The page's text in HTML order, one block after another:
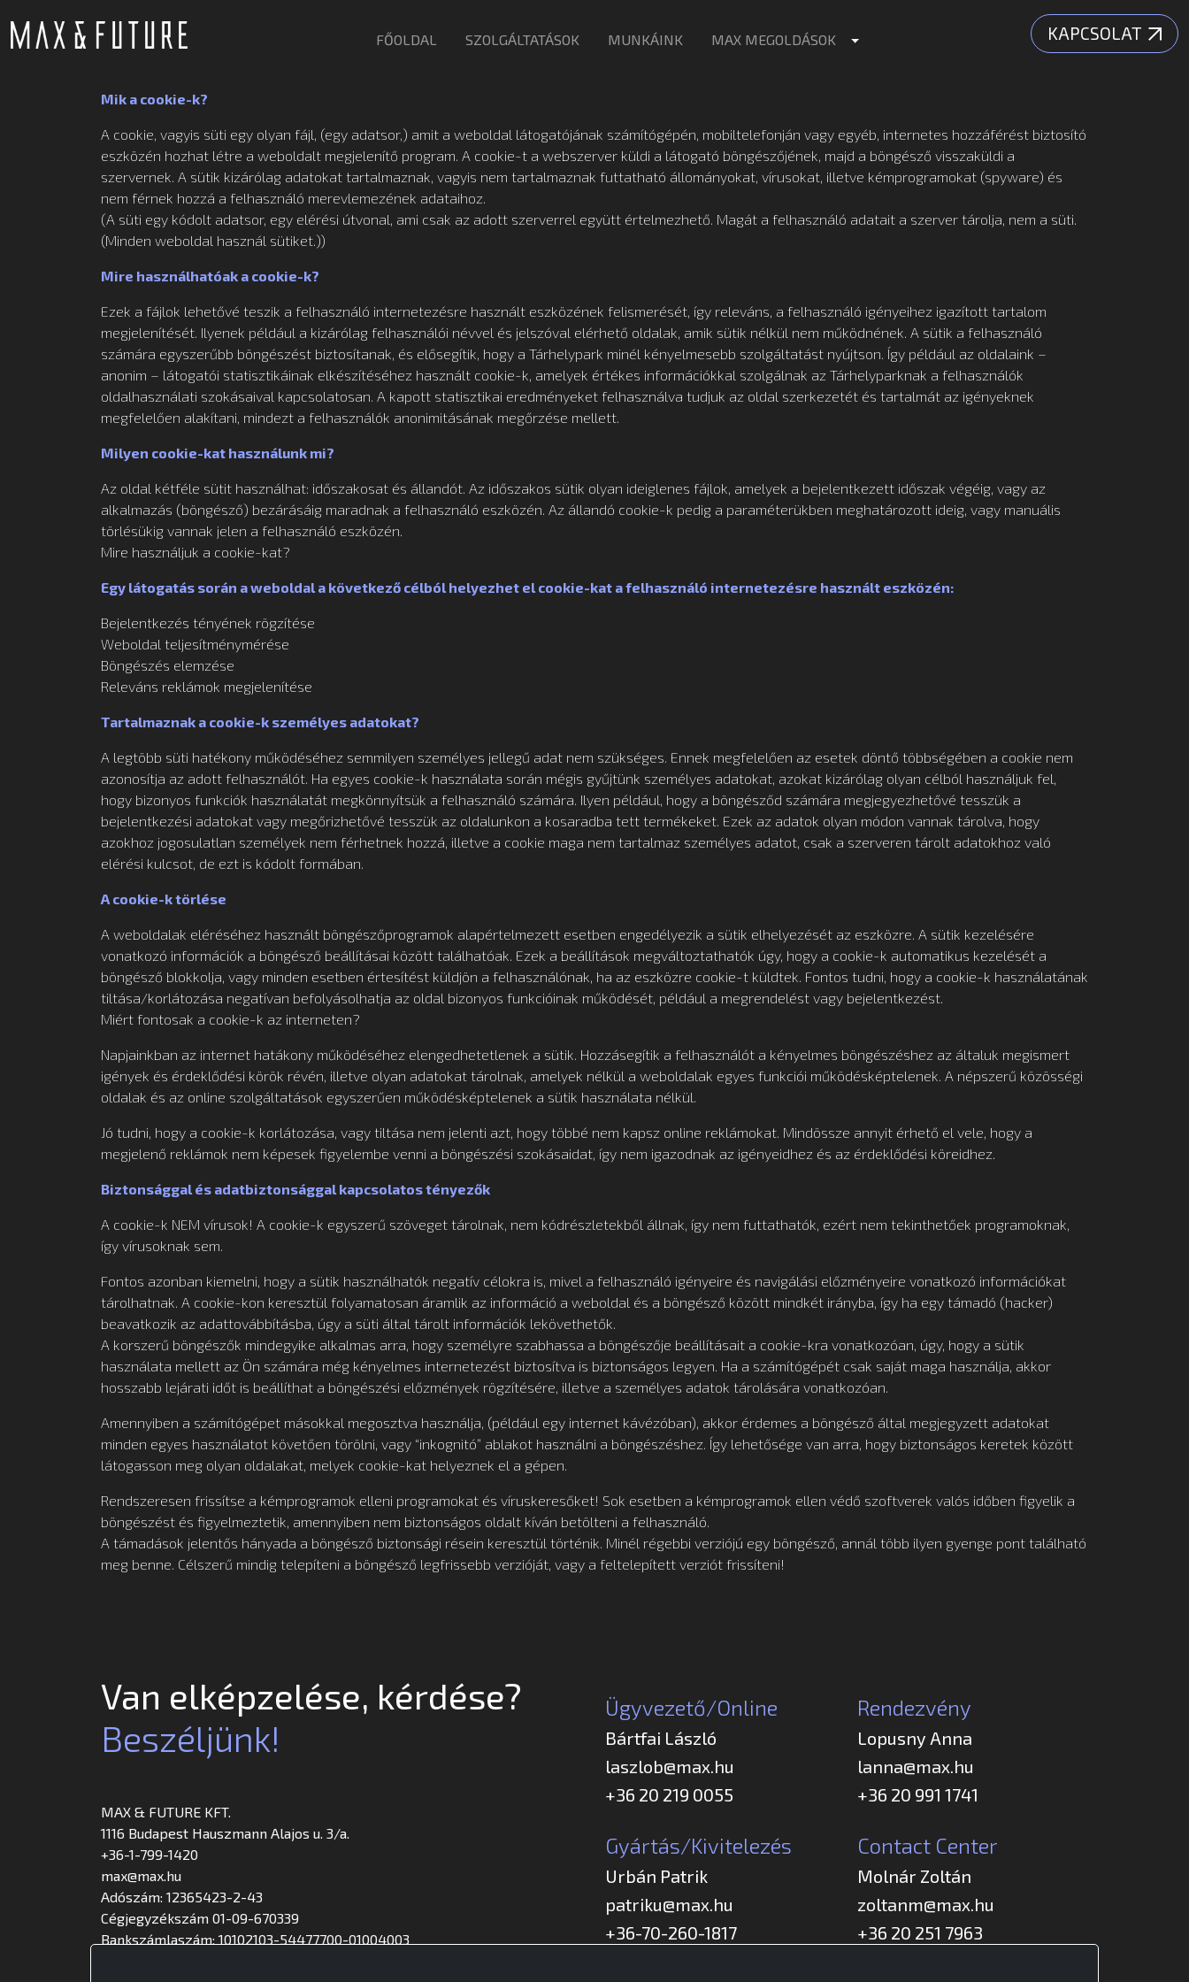
FŐOLDAL SZOLGÁLTATÁSOK MUNKÁINK MAX MEGOLDÁSOK Toggle Dropdown KAPCSOLAT
Mik a cookie-k?
A cookie, vagyis süti egy olyan fájl, (egy adatsor,) amit a weboldal látogatójának számítógépén, mobiltelefonján vagy egyéb, internetes hozzáférést biztosító
eszközén hozhat létre a weboldalt megjelenítő program. A cookie-t a webszerver küldi a látogató böngészőjének, majd a böngésző visszaküldi a
szervernek. A sütik kizárólag adatokat tartalmaznak, vagyis nem tartalmaznak futtatható állományokat, vírusokat, illetve kémprogramokat (spyware) és
nem férnek hozzá a felhasználó merevlemezének adataihoz.
(A süti egy kódolt adatsor, egy elérési útvonal, ami csak az adott szerverrel együtt értelmezhető. Magát a felhasználó adatait a szerver tárolja, nem a süti.
(Minden weboldal használ sütiket.))
Mire használhatóak a cookie-k?
Ezek a fájlok lehetővé teszik a felhasználó internetezésre használt eszközének felismerését, így releváns, a felhasználó igényeihez igazított tartalom
megjelenítését. Ilyenek például a kizárólag felhasználói névvel és jelszóval elérhető oldalak, amik sütik nélkül nem működnének. A sütik a felhasználó
számára egyszerűbb böngészést biztosítanak, és elősegítik, hogy a Tárhelypark minél kényelmesebb szolgáltatást nyújtson. Így például az oldalaink –
anonim – látogatói statisztikáinak elkészítéséhez használt cookie-k, amelyek értékes információkkal szolgálnak az Tárhelyparknak a felhasználók
oldalhasználati szokásaival kapcsolatosan. A kapott statisztikai eredményeket felhasználva tudjuk az oldal szerkezetét és tartalmát az igényeknek
megfelelően alakítani, mindezt a felhasználók anonimitásának megőrzése mellett.
Milyen cookie-kat használunk mi?
Az oldal kétféle sütit használhat: időszakosat és állandót. Az időszakos sütik olyan ideiglenes fájlok, amelyek a bejelentkezett időszak végéig, vagy az
alkalmazás (böngésző) bezárásáig maradnak a felhasználó eszközén. Az állandó cookie-k pedig a paraméterükben meghatározott ideig, vagy manuális
törlésükig vannak jelen a felhasználó eszközén.
Mire használjuk a cookie-kat?
Egy látogatás során a weboldal a következő célból helyezhet el cookie-kat a felhasználó internetezésre használt eszközén:
Bejelentkezés tényének rögzítése
Weboldal teljesítménymérése
Böngészés elemzése
Releváns reklámok megjelenítése
Tartalmaznak a cookie-k személyes adatokat?
A legtöbb süti hatékony működéséhez semmilyen személyes jellegű adat nem szükséges. Ennek megfelelően az esetek döntő többségében a cookie nem
azonosítja az adott felhasználót. Ha egyes cookie-k használata során mégis gyűjtünk személyes adatokat, azokat kizárólag olyan célból használjuk fel,
hogy bizonyos funkciók használatát megkönnyítsük a felhasználó számára. Ilyen például, hogy a böngésződ számára megjegyezhetővé tesszük a
bejelentkezési adatokat vagy megőrizhetővé tesszük az oldalunkon a kosaradba tett termékeket. Ezek az adatok olyan módon vannak tárolva, hogy
azokhoz jogosulatlan személyek nem férhetnek hozzá, illetve a cookie maga nem tartalmaz személyes adatot, csak a szerveren tárolt adatokhoz való
elérési kulcsot, de ezt is kódolt formában.
A cookie-k törlése
A weboldalak eléréséhez használt böngészőprogramok alapértelmezett esetben engedélyezik a sütik elhelyezését az eszközre. A sütik kezelésére
vonatkozó információk a böngésző beállításai között találhatóak. Ezek a beállítások megváltoztathatók úgy, hogy a cookie-k automatikus kezelését a
böngésző blokkolja, vagy minden esetben értesítést küldjön a felhasználónak, ha az eszközre cookie-t küldtek. Fontos tudni, hogy a cookie-k használatának
tiltása/korlátozása negatívan befolyásolhatja az oldal bizonyos funkcióinak működését, például a megrendelést vagy bejelentkezést.
Miért fontosak a cookie-k az interneten?
Napjainkban az internet hatákony működéséhez elengedhetetlenek a sütik. Hozzásegítik a felhasználót a kényelmes böngészéshez az általuk megismert
igények és érdeklődési körök révén, illetve olyan adatokat tárolnak, amelyek nélkül a weboldalak egyes funkciói működésképtelenek. A népszerű közösségi
oldalak és az online szolgáltatások egyszerűen működésképtelenek a sütik használata nélkül.
Jó tudni, hogy a cookie-k korlátozása, vagy tiltása nem jelenti azt, hogy többé nem kapsz online reklámokat. Mindössze annyit érhető el vele, hogy a
megjelenő reklámok nem képesek figyelembe venni a böngészési szokásaidat, így nem igazodnak az igényeidhez és az érdeklődési köreidhez.
Biztonsággal és adatbiztonsággal kapcsolatos tényezők
A cookie-k NEM vírusok! A cookie-k egyszerű szöveget tárolnak, nem kódrészletekből állnak, így nem futtathatók, ezért nem tekinthetőek programoknak,
így vírusoknak sem.
Fontos azonban kiemelni, hogy a sütik használhatók negatív célokra is, mivel a felhasználó igényeire és navigálási előzményeire vonatkozó információkat
tárolhatnak. A cookie-kon keresztül folyamatosan áramlik az információ a weboldal és a böngésző között mindkét irányba, így ha egy támadó (hacker)
beavatkozik az adattovábbításba, úgy a süti által tárolt információk lekövethetők.
A korszerű böngészők mindegyike alkalmas arra, hogy személyre szabhassa a böngészője beállításait a cookie-kra vonatkozóan, úgy, hogy a sütik
használata mellett az Ön számára még kényelmes internetezést biztosítva is biztonságos legyen. Ha a számítógépét csak saját maga használja, akkor
hosszabb lejárati időt is beállíthat a böngészési előzmények rögzítésére, illetve a személyes adatok tárolására vonatkozóan.
Amennyiben a számítógépet másokkal megosztva használja, (például egy internet kávézóban), akkor érdemes a böngésző által megjegyzett adatokat
minden egyes használatot követően törölni, vagy “inkognitó” ablakot használni a böngészéshez. Így lehetősége van arra, hogy biztonságos keretek között
látogasson meg olyan oldalakat, melyek cookie-kat helyeznek el a gépen.
Rendszeresen frissítse a kémprogramok elleni programokat és víruskeresőket! Sok esetben a kémprogramok ellen védő szoftverek valós időben figyelik a
böngészést és figyelmeztetik, amennyiben nem biztonságos oldalt kíván betölteni a felhasználó.
A támadások jelentős hányada a böngésző biztonsági résein keresztül történik. Minél régebbi verziójú egy böngésző, annál több ilyen gyenge pont található
meg benne. Célszerű mindig telepíteni a böngésző legfrissebb verzióját, vagy a feltelepített verziót frissíteni!
Van elképzelése, kérdése?
Beszéljünk!
MAX & FUTURE KFT.
1116 Budapest Hauszmann Alajos u. 3/a.
+36-1-799-1420
max@max.hu
Adószám: 12365423-2-43
Cégjegyzékszám 01-09-670339
Bankszámlaszám: 10102103-54477700-01004003
Ügyvezető/Online
Bártfai László
laszlob@max.hu
+36 20 219 0055
Rendezvény
Lopusny Anna
lanna@max.hu
+36 20 991 1741
Gyártás/Kivitelezés
Urbán Patrik
patriku@max.hu
+36-70-260-1817
Contact Center
Molnár Zoltán
zoltanm@max.hu
+36 20 251 7963